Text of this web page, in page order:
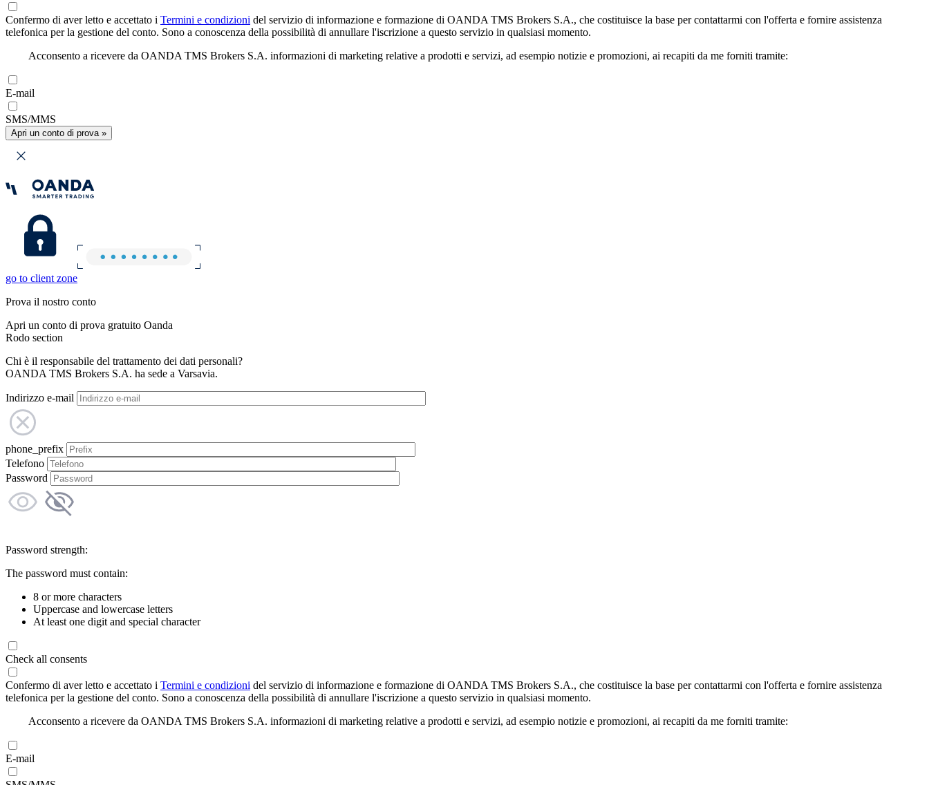
Confermo di aver letto e accettato i Termini e condizioni del servizio di informazione e formazione di OANDA TMS Brokers S.A., che costituisce la base per contattarmi con l'offerta e fornire assistenza
telefonica per la gestione del conto. Sono a conoscenza della possibilità di annullare l'iscrizione a questo servizio in qualsiasi momento.
Acconsento a ricevere da OANDA TMS Brokers S.A. informazioni di marketing relative a prodotti e servizi, ad esempio notizie e promozioni, ai recapiti da me forniti tramite:
E-mail
SMS/MMS
Apri un conto di prova »
go to client zone
Prova il nostro conto
Apri un conto di prova gratuito Oanda
Rodo section
Chi è il responsabile del trattamento dei dati personali?
OANDA TMS Brokers S.A. ha sede a Varsavia.
Indirizzo e-mail
phone_prefix
Telefono
Password
Password strength:
The password must contain:
8 or more characters
Uppercase and lowercase letters
At least one digit and special character
Check all consents
Confermo di aver letto e accettato i Termini e condizioni del servizio di informazione e formazione di OANDA TMS Brokers S.A., che costituisce la base per contattarmi con l'offerta e fornire assistenza
telefonica per la gestione del conto. Sono a conoscenza della possibilità di annullare l'iscrizione a questo servizio in qualsiasi momento.
Acconsento a ricevere da OANDA TMS Brokers S.A. informazioni di marketing relative a prodotti e servizi, ad esempio notizie e promozioni, ai recapiti da me forniti tramite:
E-mail